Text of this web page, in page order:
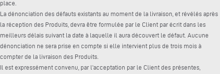
place.
La dénonciation des défauts existants au moment de la livraison, et révélés après
la réception des Produits, devra être formulée par le Client par écrit dans les
meilleurs délais suivant la date à laquelle il aura découvert le défaut. Aucune
dénonciation ne sera prise en compte si elle intervient plus de trois mois à
compter de la livraison des Produits.
Il est expressément convenu, par l’acceptation par le Client des présentes,